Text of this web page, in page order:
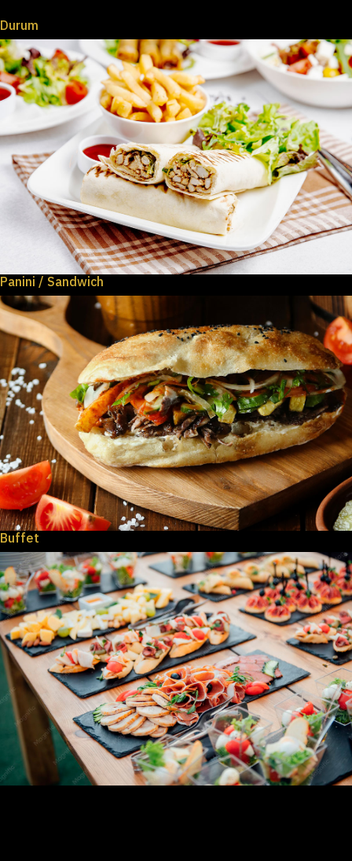
Durum
Panini / Sandwich
Buffet